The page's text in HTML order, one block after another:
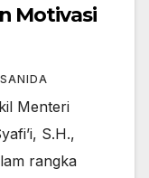
Motivasi
Menteri
S.H.,
rangka